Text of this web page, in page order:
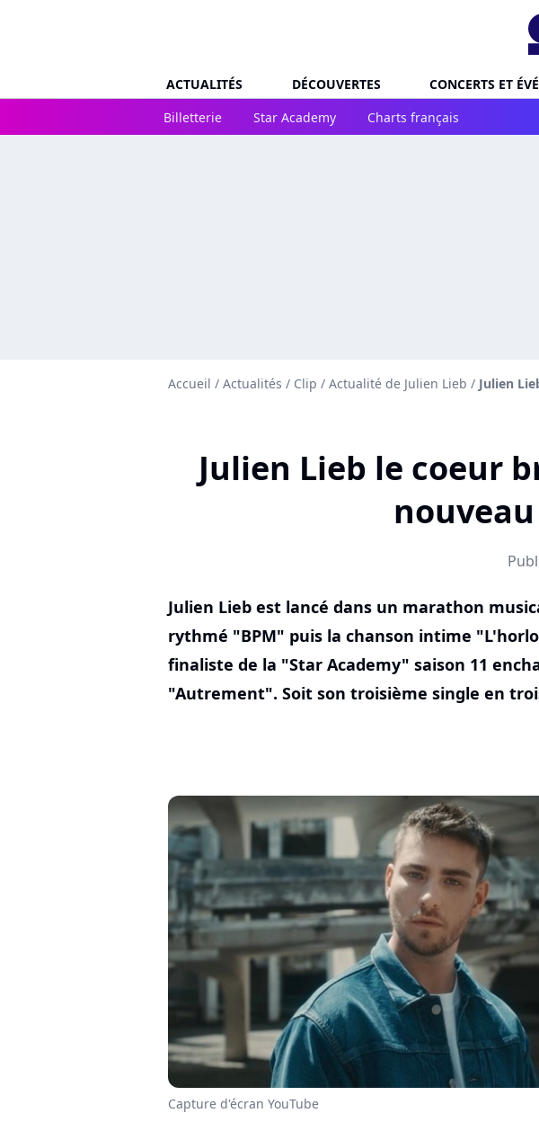
ACTUALITÉS DÉCOUVERTES CONCERTS ET
Billetterie
Star Academy Charts français
Accueil / Actualités / Clip / Actualité de Julien Lieb / Julien
Julien Lieb le coeur
Julien Lieb est lancé dans un marathon
rythmé "BPM" puis la chanson intime
finaliste de la "Star Academy" saison 11
"Autrement". Soit son troisième single en
Capture d'écran YouTube